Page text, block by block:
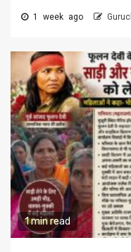
1 week ago
1 min read